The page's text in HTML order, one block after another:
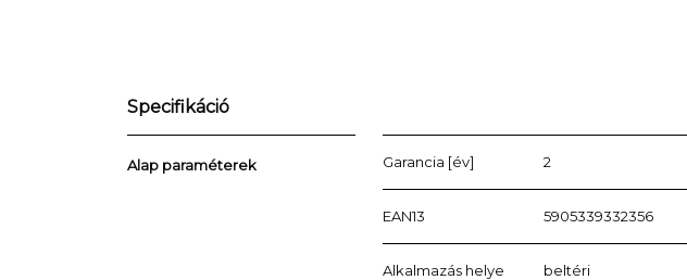
Specifikáció
Alap paraméterek Garancia [év] 2
EAN13 5905339332356
Alkalmazás helye beltéri